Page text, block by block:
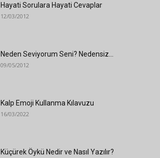
Hayati Sorulara Hayati Cevaplar
12/03/2012
Neden Seviyorum Seni? Nedensiz…
09/05/2012
Kalp Emoji Kullanma Kılavuzu
16/03/2022
Küçürek Öykü Nedir ve Nasıl Yazılır?